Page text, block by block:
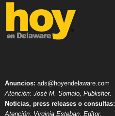
Anuncios: ads@hoyendelaware.com
Atención: José M. Somalo, Publisher.
Noticias, press releases o consultas:
Atención: Virginia Esteban, Editor.